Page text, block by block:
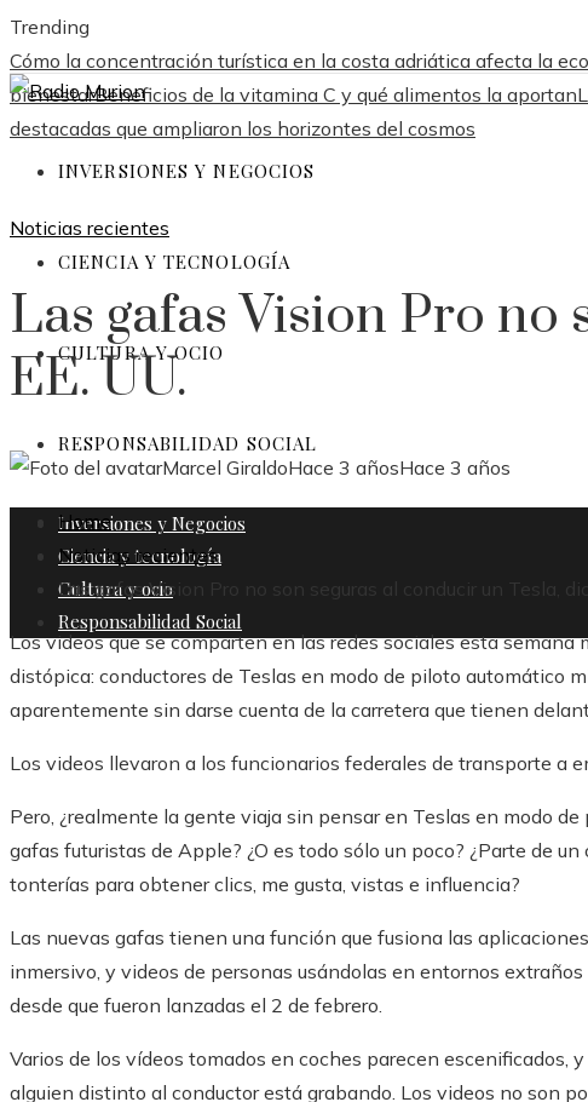
Trending
Cómo la concentración turística en la costa adriática afecta la
bienestarBeneficios de la vitamina C y qué alimentos la aportan
destacadas que ampliaron los horizontes del cosmos
INVERSIONES Y NEGOCIOS
CIENCIA Y TECNOLOGÍA
CULTURA Y OCIO
RESPONSABILIDAD SOCIAL
Inversiones y Negocios
Ciencia y tecnología
Cultura y ocio
Responsabilidad Social
Noticias recientes
Las gafas Vision Pro no
EE. UU.
Marcel GiraldoHace 3 añosHace 3 años
Home
Noticias recientes
Las gafas Vision Pro no son seguras al conducir un Tesla,
Los videos que se comparten en las redes sociales esta semana
distópica: conductores de Teslas en modo de piloto automático
aparentemente sin darse cuenta de la carretera que tienen
Los videos llevaron a los funcionarios federales de transporte a
Pero, ¿realmente la gente viaja sin pensar en Teslas en modo
gafas futuristas de Apple? ¿O es todo sólo un poco? ¿Parte de
tonterías para obtener clics, me gusta, vistas e influencia?
Las nuevas gafas tienen una función que fusiona las
inmersivo, y videos de personas usándolas en entornos
desde que fueron lanzadas el 2 de febrero.
Varios de los vídeos tomados en coches parecen escenificados,
alguien distinto al conductor está grabando. Los videos no son